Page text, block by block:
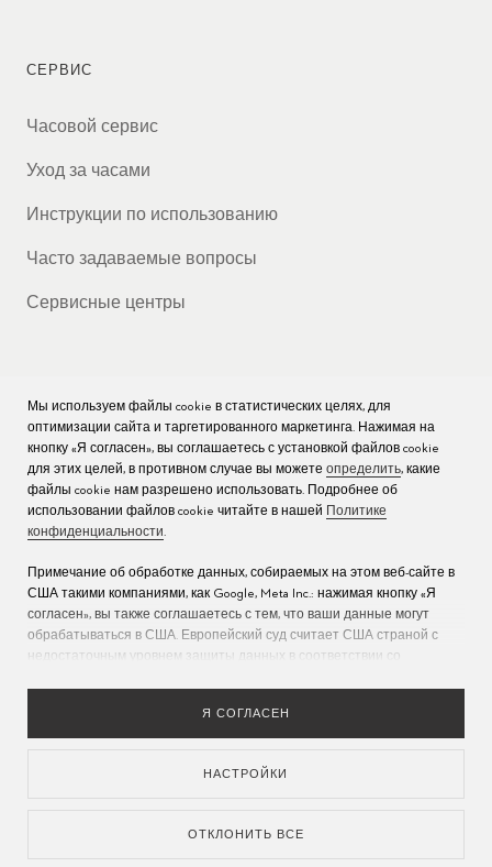
СЕРВИС
Часовой сервис
Уход за часами
Инструкции по использованию
Часто задаваемые вопросы
Сервисные центры
КОМПАНИЯ
Вакансии
Пресс
УСЛОВИЯ ПОЛЬЗОВАНИЯО САЙТЕОТВЕТСТВЕННЫЙ СОРСИНГ
НАСТРОЙКА COOKIE-ФАЙЛОВ
Мы используем файлы cookie в статистических целях, для
оптимизации сайта и таргетированного маркетинга. Нажимая на
кнопку «Я согласен», вы соглашаетесь с установкой файлов cookie
для этих целей, в противном случае вы можете определить, какие
файлы cookie нам разрешено использовать. Подробнее об
использовании файлов cookie читайте в нашей
Политике
конфиденциальности.
Примечание об обработке данных, собираемых на этом веб-сайте в
США такими компаниями, как Google, Meta Inc.: нажимая кнопку «Я
согласен», вы также соглашаетесь с тем, что ваши данные могут
обрабатываться в США. Европейский суд считает США страной с
недостаточным уровнем защиты данных в соответствии со
только основные файлы cookie, чтобы исключить возможность
описанной выше передачи данных.
Я СОГЛАСЕН
НАСТРОЙКИ
ОТКЛОНИТЬ ВСЕ